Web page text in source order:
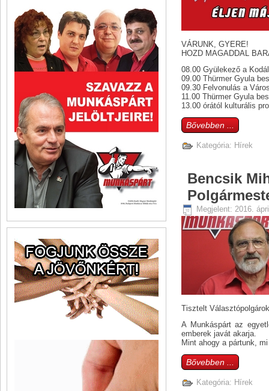
VÁRUNK, GYERE!
HOZD MAGADDAL
08.00 Gyülekező a
09.00 Thürmer Gyula
09.30 Felvonulás a
11.00 Thürmer Gyula
13.00 órától kulturális
Bővebben ...
Kategória: Hírek
Bencsik
Megjelent: 2016.
Tisztelt
A Munkáspárt az
emberek javát akarja.
Mint ahogy a pártunk,
Bővebben ...
Kategória: Hírek